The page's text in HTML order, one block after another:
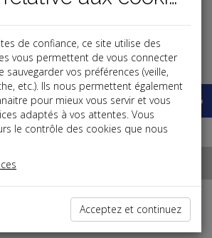
de confiance, ce site utilise des
vous permettent de vous connecter
sauvegarder vos préférences (veille,
etc.). Ils nous permettent également
pour mieux vous servir et vous
adaptés à vos attentes. Vous
le contrôle des cookies que nous
Acceptez et continuez